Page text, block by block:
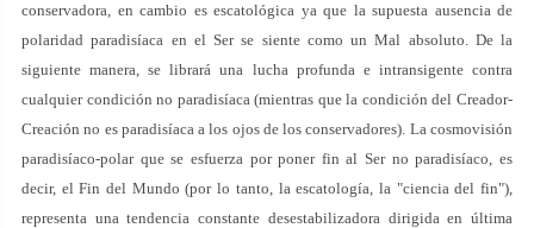
conservadora, en cambio es escatológica ya que la supuesta ausencia de
polaridad paradisíaca en el Ser se siente como un Mal absoluto. De la
siguiente manera, se librará una lucha profunda e intransigente contra
cualquier condición no paradisíaca (mientras que la condición del Creador-
Creación no es paradisíaca a los ojos de los conservadores). La cosmovisión
paradisíaco-polar que se esfuerza por poner fin al Ser no paradisíaco, es
decir, el Fin del Mundo (por lo tanto, la escatología, la "ciencia del fin"),
representa una tendencia constante desestabilizadora dirigida en última